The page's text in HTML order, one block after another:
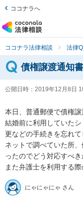
ココナラへ
ココナラ法律相談 法律
債権譲渡通知
公開日時： 2019年12月8日
本日、普通郵便で債権譲
結婚前に利用していた
更などの手続きを忘れ
ネットで調べていた所
ったのでどう対応すべき
また弁護士を利用する
にゃにゃにゃ さん